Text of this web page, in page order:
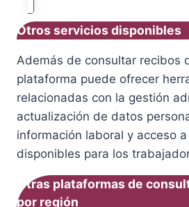
Otros servicios disponibles
Además de consultar recibos
plataforma puede ofrecer
relacionadas con la gestión
actualización de datos
información laboral y acceso
disponibles para los
Otras plataformas de
por región